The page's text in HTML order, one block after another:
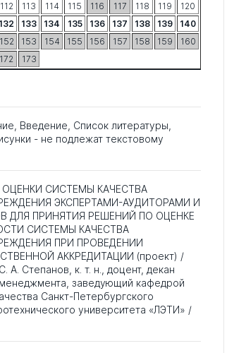
112 113 114 115 116 117 118 119
120
132 133 134 135 136 137 138 139
140
152 153 154 155 156 157 158 159
160
172 173
Введение, Список литературы,
- не подлежат текстовому
СИСТЕМЫ КАЧЕСТВА
ЭКСПЕРТАМИ-АУДИТОРАМИ И
ДЛЯ ПРИНЯТИЯ РЕШЕНИЙ ПО ОЦЕНКЕ
СИСТЕМЫ КАЧЕСТВА
ПРИ ПРОВЕДЕНИИ
АККРЕДИТАЦИИ (проект) /
А. Степанов, к. т. н., доцент, декан
заведующий кафедрой
Санкт-Петербургского
университета «ЛЭТИ» /